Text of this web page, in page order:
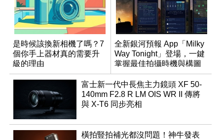
是時候該換新相機了嗎？7
個你手上器材真的需要升
級的理由
全新銀河預報 App「Milky
Way Tonight」登場，一鍵
掌握最佳拍攝時機與構圖
富士新一代中長焦主力鏡頭 XF 50-
140mm F2.8 R LM OIS WR II 傳將
與 X-T6 同步亮相
橫拍豎拍補光都沒問題！神牛發表